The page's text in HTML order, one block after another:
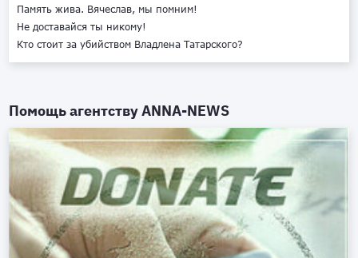
Память жива. Вячеслав, мы помним!
Не доставайся ты никому!
Кто стоит за убийством Владлена Татарского?
Помощь агентствуANNA-NEWS